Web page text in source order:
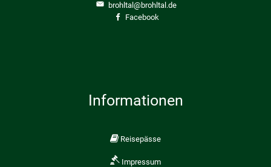
brohltal@brohltal.de
Facebook
Informationen
Reisepässe
Impressum